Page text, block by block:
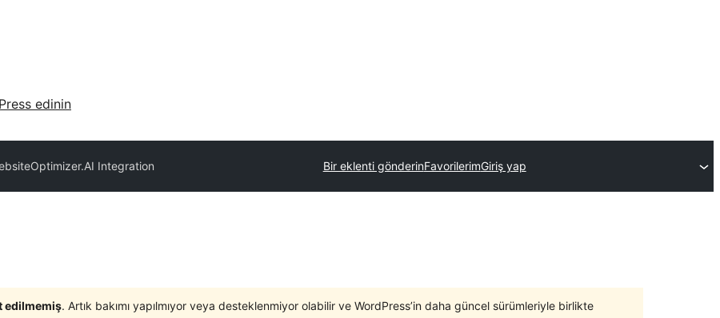
edinin
Integration Bir eklenti gönderinFavorilerimGiriş yap
edilmemiş. Artık bakımı yapılmıyor veya desteklenmiyor olabilir ve WordPress’in daha güncel sürümleriyle birlikte